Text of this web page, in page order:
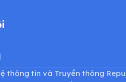
thông tin và Truyền thông Repu